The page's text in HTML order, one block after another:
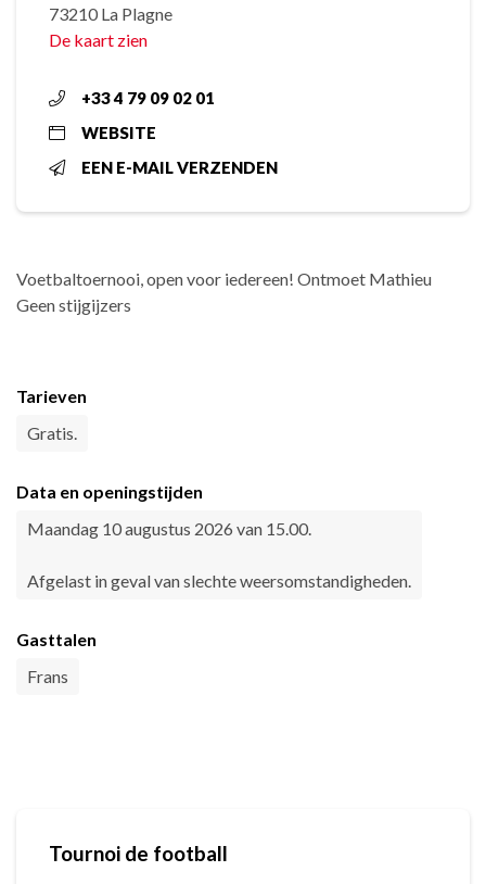
73210 La Plagne
De kaart zien
+33 4 79 09 02 01
WEBSITE
EEN E-MAIL VERZENDEN
Voetbaltoernooi, open voor iedereen! Ontmoet Mathieu
Geen stijgijzers
Tarieven
Gratis.
Data en openingstijden
Maandag 10 augustus 2026 van 15.00.
Afgelast in geval van slechte weersomstandigheden.
Gasttalen
Frans
Tournoi de football